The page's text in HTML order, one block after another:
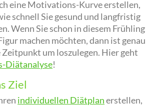
eine Motivations-Kurve erstellen,
schnell Sie gesund und langfristig
Wenn Sie schon in diesem Frühling
machen möchten, dann ist genau
um loszulegen. Hier geht
Diätanalyse!
Ziel
individuellen Diätplanerstellen,